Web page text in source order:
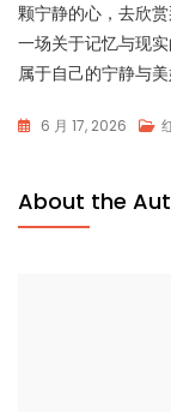
颗宁静的心，去欣
一场关于记忆与现
属于自己的宁静与美
6 月 17, 2026
About the